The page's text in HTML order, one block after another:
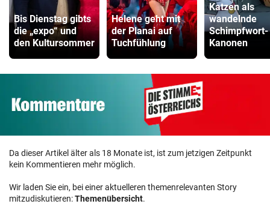
Bis Dienstag gibts
die „expo“ und
den Kultursommer
Helene geht mit
der Planai auf
Tuchfühlung
Katzen als
wandelnde
Schimpfwort-
Kanonen
Da dieser Artikel älter als 18 Monate ist, ist zum jetzigen Zeitpunkt
kein Kommentieren mehr möglich.
Wir laden Sie ein, bei einer aktuelleren themenrelevanten Story
mitzudiskutieren:Themenübersicht.